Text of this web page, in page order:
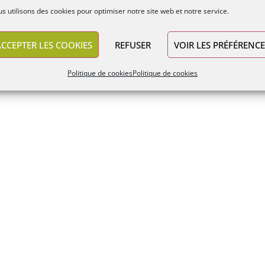
utilisons des cookies pour optimiser notre site web et notre service.
LES COOKIES REFUSER VOIR LES
Politique de cookiesPolitique de cookies